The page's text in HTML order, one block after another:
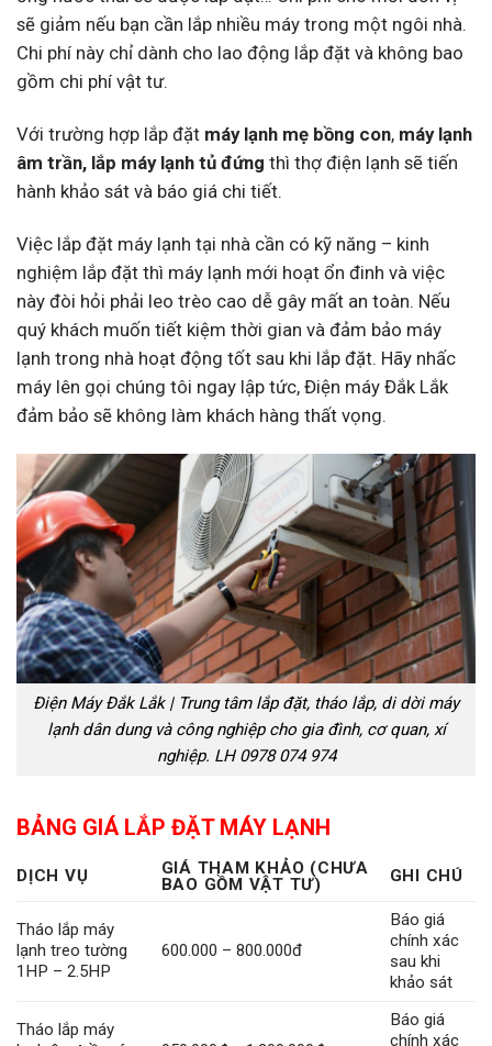
sẽ giảm nếu bạn cần lắp nhiều máy trong một ngôi nhà.
Chi phí này chỉ dành cho lao động lắp đặt và không bao
gồm chi phí vật tư.
Với trường hợp lắp đặt máy lạnh mẹ bồng con, máy lạnh
âm trần, lắp máy lạnh tủ đứng thì thợ điện lạnh sẽ tiến
hành khảo sát và báo giá chi tiết.
Việc lắp đặt máy lạnh tại nhà cần có kỹ năng – kinh
nghiệm lắp đặt thì máy lạnh mới hoạt ổn đinh và việc
này đòi hỏi phải leo trèo cao dễ gây mất an toàn. Nếu
quý khách muốn tiết kiệm thời gian và đảm bảo máy
lạnh trong nhà hoạt động tốt sau khi lắp đặt. Hãy nhấc
máy lên gọi chúng tôi ngay lập tức, Điện máy Đắk Lắk
đảm bảo sẽ không làm khách hàng thất vọng.
Điện Máy Đắk Lắk | Trung tâm lắp đặt, tháo lắp, di dời máy
lạnh dân dung và công nghiệp cho gia đình, cơ quan, xí
nghiệp. LH 0978 074 974
BẢNG GIÁ LẮP ĐẶT MÁY LẠNH
DỊCH VỤ GIÁ THAM KHẢO (CHƯA
BAO GỒM VẬT TƯ) GHI CHÚ
Tháo lắp máy
lạnh treo tường
1HP – 2.5HP
600.000 – 800.000đ
Báo giá
chính xác
sau khi
khảo sát
Tháo lắp máy
Báo giá
chính xác